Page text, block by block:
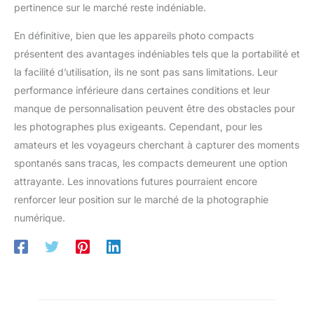
vidéos. Parfait pour la
en Vlog. Vous pouvez
fichiers de l’appareil photo
numérique débutant sur un
ordinateur pour les partager sur
Facebook, YouTube et d’autres
portable] Cet camera digital
vintage est léger et facile à
transporter, idéal pour les
débutants, adolescents et
étudiants. L’emballage
comprend une housse anti-
l’emploi. L’appareil photo
numérique compact est fourni
avec 2 batteries rechargeables
offrant plus de 2 heures
d’autonomie et 2 cartes microSD
moment sans souci.
numérique. Son emballage cadeau est idéal pour permettre à
Notre équipe professionnelle vous offre une garantie d'un an.
Si vous avez des questions sur le produit, n'hésitez pas à
contacter notre service clientèle à tout moment.
pertinence sur le marché reste indéniable.
En définitive, bien que les appareils photo compacts
présentent des avantages indéniables tels que la portabilité et
la facilité d’utilisation, ils ne sont pas sans limitations. Leur
performance inférieure dans certaines conditions et leur
manque de personnalisation peuvent être des obstacles pour
les photographes plus exigeants. Cependant, pour les
amateurs et les voyageurs cherchant à capturer des moments
spontanés sans tracas, les compacts demeurent une option
attrayante. Les innovations futures pourraient encore
renforcer leur position sur le marché de la photographie
numérique.